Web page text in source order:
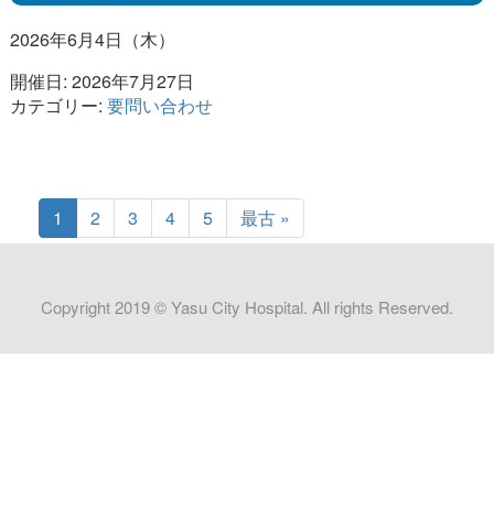
2026年6月4日（木）
開催日: 2026年7月27日
カテゴリー: 要問い合わせ
1 2 3 4 5 最古 »
Copyright 2019 © Yasu City Hospital. All rights Reserved.